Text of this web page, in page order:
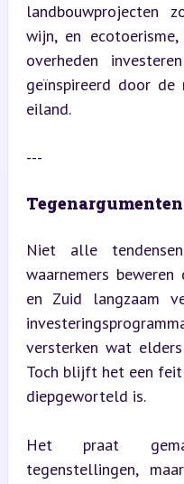
landbouwprojecten
wijn, en
overheden
geïnspireerd door de
eiland.
---
Niet alle
waarnemers
en Zuid langzaam
versterken wat
Toch blijft het een
diepgeworteld is.
Het praat
tegenstellingen,